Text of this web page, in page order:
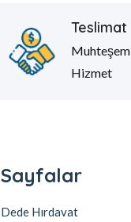
Teslimat
Muhteşem
Hizmet
Sayfalar
Dede Hırdavat